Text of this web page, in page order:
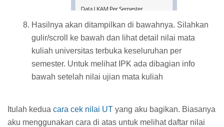
Hasilnya akan ditampilkan di bawahnya. Silahkan
gulir/scroll ke bawah dan lihat detail nilai mata
kuliah universitas terbuka keseluruhan per
semester. Untuk melihat IPK ada dibagian info
bawah setelah nilai ujian mata kuliah
Itulah kedua cara cek nilai UT yang aku bagikan. Biasanya
aku menggunakan cara di atas untuk melihat daftar nilai